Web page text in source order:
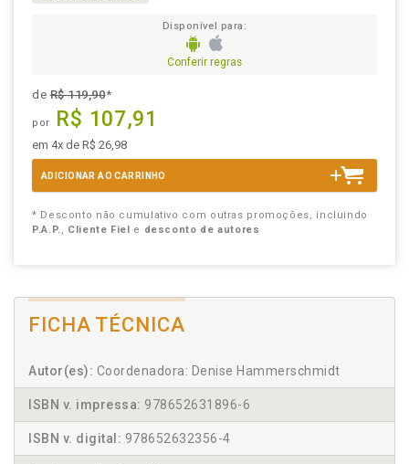
Disponível para:
Conferir regras
deR$ 119,90*
por R$ 107,91
em 4x de R$ 26,98
ADICIONAR AO CARRINHO
* Desconto não cumulativo com outras promoções, incluindo
P.A.P., Cliente Fiel e desconto de autores
FICHA TÉCNICA
Autor(es): Coordenadora: Denise Hammerschmidt
ISBN v. impressa: 978652631896-6
ISBN v. digital: 978652632356-4